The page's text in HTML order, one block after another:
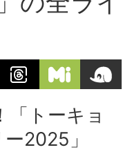
「トーキョ
2025」